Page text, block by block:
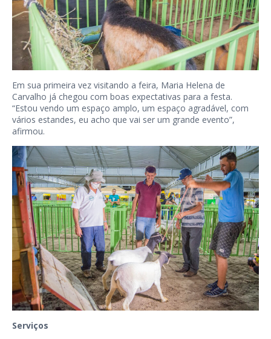
Em sua primeira vez visitando a feira, Maria Helena de
Carvalho já chegou com boas expectativas para a festa.
“Estou vendo um espaço amplo, um espaço agradável, com
vários estandes, eu acho que vai ser um grande evento”,
afirmou.
Serviços